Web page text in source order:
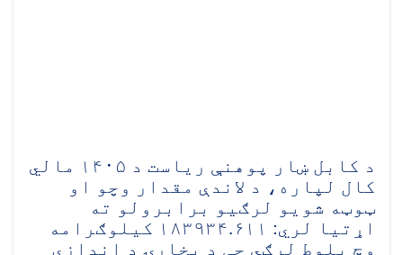
د کابل ښار پوهنې ریاست د ۱۴۰۵ مالي
کال لپاره، د لاندې مقدار وچو او
ټوټه شویو لرګیو برابرولو ته
اړتیا لري: ۱۸۳۹۳۴.۶۱۱ کیلوګرامه
وچ بلوط لرګي چې د بخارۍ د اندازې